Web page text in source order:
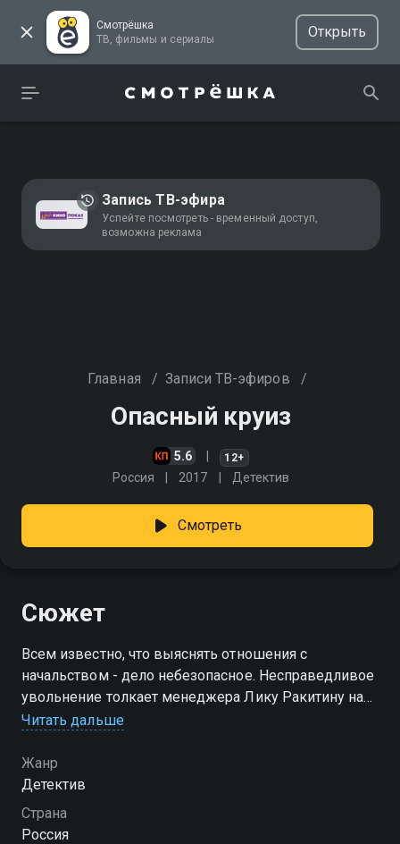
Смотрёшка
ТВ, фильмы и сериалы
Открыть
Запись ТВ-эфира
Успейте посмотреть - временный доступ,
возможна реклама
Главная / Записи ТВ-эфиров /
Опасный круиз
5.6 12+
Россия 2017 Детектив
Смотреть
Сюжет
Всем известно, что выяснять отношения с
начальством - дело небезопасное. Несправедливое
увольнение толкает менеджера Лику Ракитину на
отчаянный поступок - вслед за высокомерным и
круиз на Валаам
Читать дальше
Жанр
Детектив
Страна
Россия